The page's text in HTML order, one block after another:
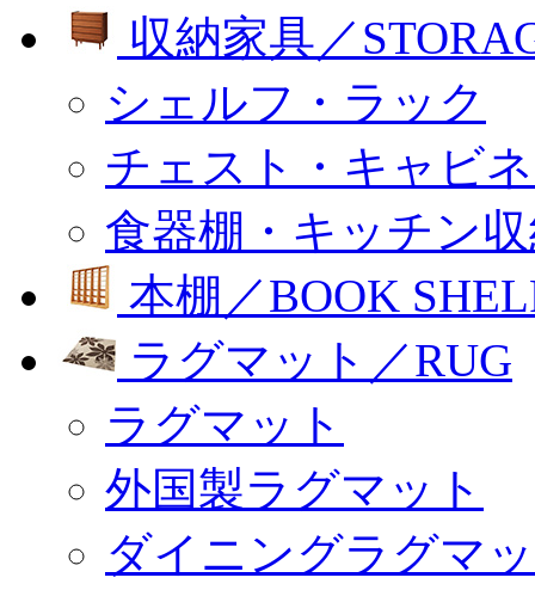
収納家具／
シェルフ・ラック
チェスト・キャビ
食器棚・キッチン
本棚／BOOK
ラグマット／RUG
ラグマット
外国製ラグマット
ダイニングラグマ